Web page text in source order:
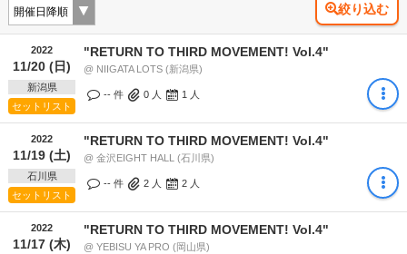
絞り込む
2022
11/20 (日)
新潟県
セットリスト
"RETURN TO THIRD MOVEMENT! Vol.4"
@ NIIGATA LOTS (新潟県)
-- 件 0 人 1 人
2022
11/19 (土)
石川県
セットリスト
"RETURN TO THIRD MOVEMENT! Vol.4"
@ 金沢EIGHT HALL (石川県)
-- 件 2 人 2 人
2022
11/17 (木)
"RETURN TO THIRD MOVEMENT! Vol.4"
@ YEBISU YA PRO (岡山県)